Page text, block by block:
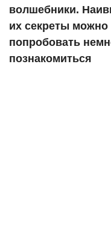
волшебники.
их секреты
попробовать
познакомиться